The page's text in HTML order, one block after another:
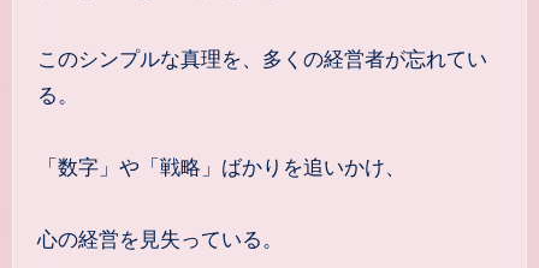
このシンプルな真理を、多くの経営者が忘れてい
る。
「数字」や「戦略」ばかりを追いかけ、
心の経営を見失っている。